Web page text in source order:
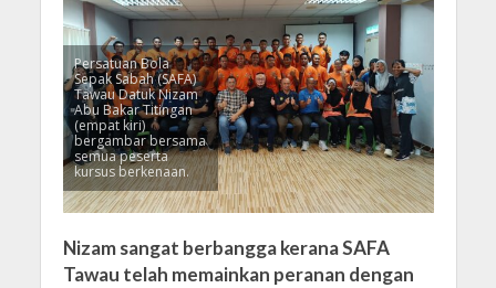
Persatuan Bola
Sepak Sabah (SAFA)
Tawau Datuk Nizam
Abu Bakar Titingan
(empat kiri)
bergambar bersama
semua peserta
kursus berkenaan.
Nizam sangat berbangga kerana SAFA
Tawau telah memainkan peranan dengan